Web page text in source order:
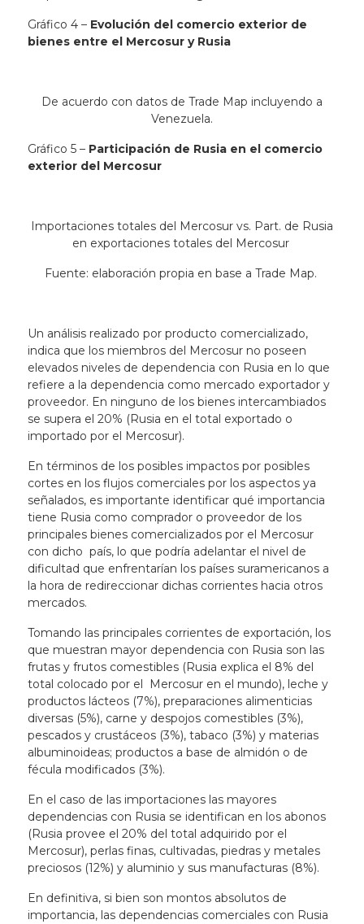
Gráfico 4 – Evolución del comercio exterior de
bienes entre el Mercosur y Rusia
De acuerdo con datos de Trade Map incluyendo a
Venezuela.
Gráfico 5 – Participación de Rusia en el comercio
exterior del Mercosur
Importaciones totales del Mercosur vs. Part. de Rusia
en exportaciones totales del Mercosur
Fuente: elaboración propia en base a Trade Map.
Un análisis realizado por producto comercializado,
indica que los miembros del Mercosur no poseen
elevados niveles de dependencia con Rusia en lo que
refiere a la dependencia como mercado exportador y
proveedor. En ninguno de los bienes intercambiados
se supera el 20% (Rusia en el total exportado o
importado por el Mercosur).
En términos de los posibles impactos por posibles
cortes en los flujos comerciales por los aspectos ya
señalados, es importante identificar qué importancia
tiene Rusia como comprador o proveedor de los
principales bienes comercializados por el Mercosur
con dicho país, lo que podría adelantar el nivel de
dificultad que enfrentarían los países suramericanos a
la hora de redireccionar dichas corrientes hacia otros
mercados.
Tomando las principales corrientes de exportación, los
que muestran mayor dependencia con Rusia son las
frutas y frutos comestibles (Rusia explica el 8% del
total colocado por el Mercosur en el mundo), leche y
productos lácteos (7%), preparaciones alimenticias
diversas (5%), carne y despojos comestibles (3%),
pescados y crustáceos (3%), tabaco (3%) y materias
albuminoideas; productos a base de almidón o de
fécula modificados (3%).
En el caso de las importaciones las mayores
dependencias con Rusia se identifican en los abonos
(Rusia provee el 20% del total adquirido por el
Mercosur), perlas finas, cultivadas, piedras y metales
preciosos (12%) y aluminio y sus manufacturas (8%).
En definitiva, si bien son montos absolutos de
importancia, las dependencias comerciales con Rusia